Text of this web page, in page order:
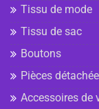
Tissu de mode
Tissu de sac
Boutons
Pièces
Accessoires de